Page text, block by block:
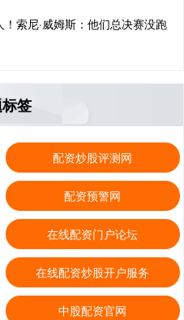
索尼·威姆斯：他们总决赛没跑
签
配资炒股评测网
配资预警网
在线配资门户论坛
在线配资炒股开户服务
中股配资官网